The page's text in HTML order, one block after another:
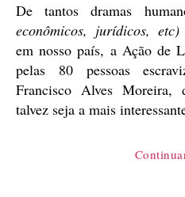
De tantos dramas
econômicos, jurídicos, etc)
em nosso país, a Ação de
pelas 80 pessoas
Francisco Alves Moreira,
talvez seja a mais